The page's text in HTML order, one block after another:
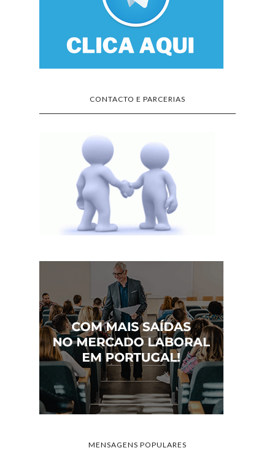
CONTACTO E PARCERIAS
MENSAGENS POPULARES